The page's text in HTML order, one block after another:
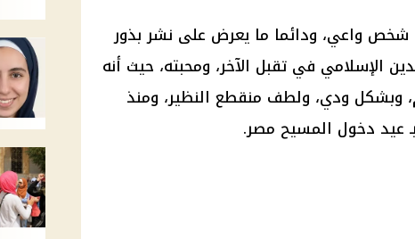
شخص واعي، ودائما ما يعرض على نشر بذور
الإسلامي في تقبل الآخر، ومحبته، حيث أنه
وبشكل ودي، ولطف منقطع النظير، ومنذ
عيد دخول المسيح مصر.